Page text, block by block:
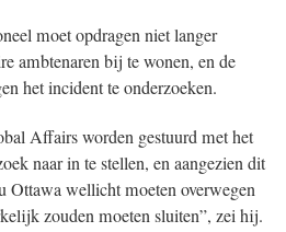
moet opdragen niet langer
ambtenaren bij te wonen, en de
het incident te onderzoeken.
Affairs worden gestuurd met het
naar in te stellen, en aangezien dit
Ottawa wellicht moeten overwegen
zouden moeten sluiten”, zei hij.